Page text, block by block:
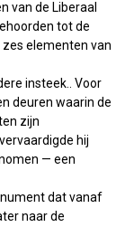
van de Liberaal
tot de
elementen van
insteek.. Voor
deuren waarin de
zijn
hij
— een
dat vanaf
naar de